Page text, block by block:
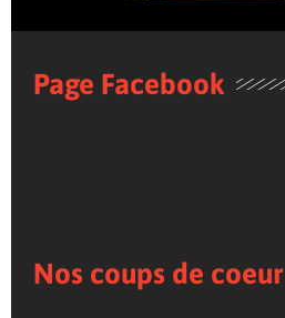
Page Facebook
Nos coups de coeur